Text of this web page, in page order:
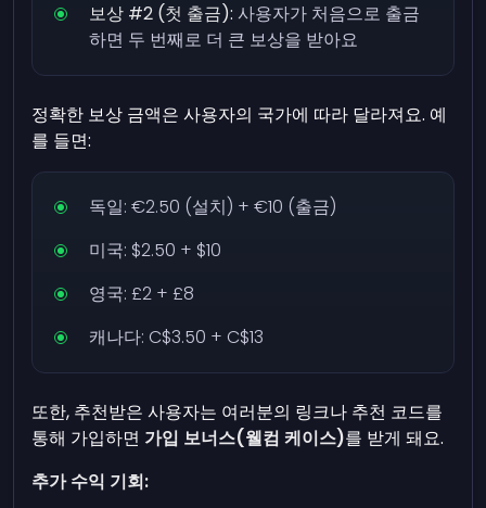
보상 #2 (첫 출금): 사용자가 처음으로 출금
하면 두 번째로 더 큰 보상을 받아요
정확한 보상 금액은 사용자의 국가에 따라 달라져요. 예
를 들면:
독일: €2.50 (설치) + €10 (출금)
미국: $2.50 + $10
영국: £2 + £8
캐나다: C$3.50 + C$13
또한, 추천받은 사용자는 여러분의 링크나 추천 코드를
통해 가입하면 가입 보너스(웰컴 케이스)를 받게 돼요.
추가 수익 기회: